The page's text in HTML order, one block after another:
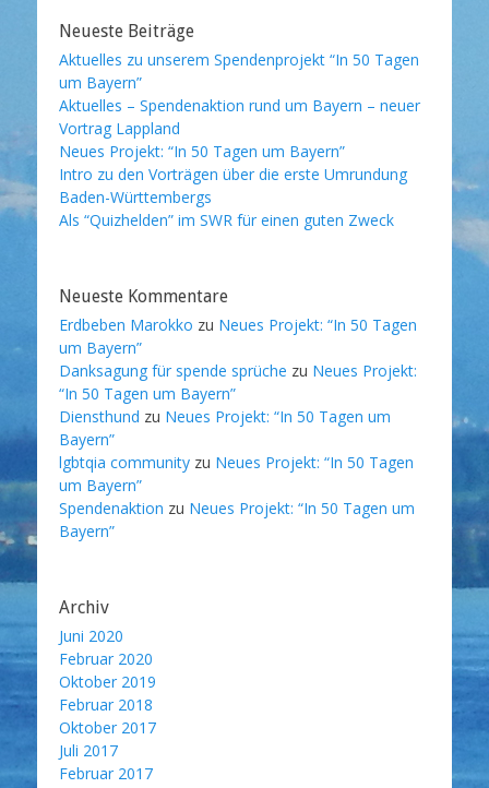
Neueste Beiträge
Aktuelles zu unserem Spendenprojekt “In 50 Tagen
um Bayern”
Aktuelles – Spendenaktion rund um Bayern – neuer
Vortrag Lappland
Neues Projekt: “In 50 Tagen um Bayern”
Intro zu den Vorträgen über die erste Umrundung
Baden-Württembergs
Als “Quizhelden” im SWR für einen guten Zweck
Neueste Kommentare
Erdbeben Marokko zu Neues Projekt: “In 50 Tagen
um Bayern”
Danksagung für spende sprüche zu Neues Projekt:
“In 50 Tagen um Bayern”
Diensthund zu Neues Projekt: “In 50 Tagen um
Bayern”
lgbtqia community zu Neues Projekt: “In 50 Tagen
um Bayern”
Spendenaktion zu Neues Projekt: “In 50 Tagen um
Bayern”
Archiv
Juni 2020
Februar 2020
Oktober 2019
Februar 2018
Oktober 2017
Juli 2017
Februar 2017